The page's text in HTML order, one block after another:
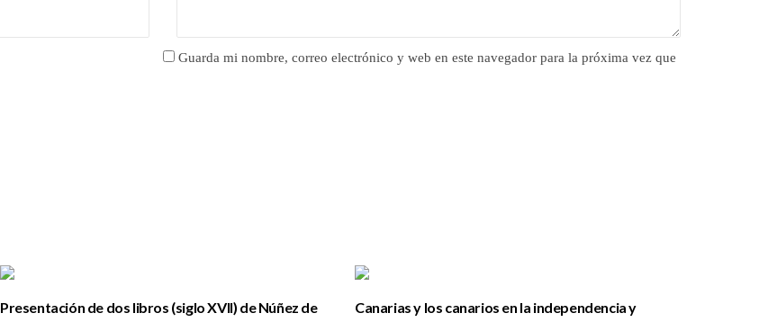
Guarda mi nombre, correo electrónico y web en este navegador para la próxima vez que
Presentación de dos libros (siglo XVII) de Núñez de
Canarias y los canarios en la independencia y